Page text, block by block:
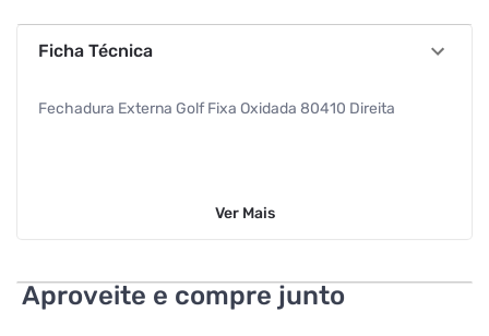
Ficha Técnica
Fechadura Externa Golf Fixa Oxidada 80410 Direita
Ver Mais
Aproveite e compre junto